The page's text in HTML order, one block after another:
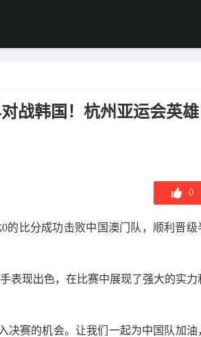
战韩国！杭州亚运会英雄
0
的比分成功击败中国澳门队，顺利晋级
表现出色，在比赛中展现了强大的实力
决赛的机会。让我们一起为中国队加油